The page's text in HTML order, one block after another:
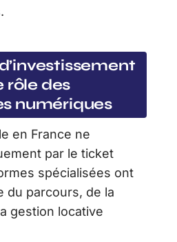
rôle des
numériques
en France ne
par le ticket
spécialisées ont
du parcours, de la
gestion locative